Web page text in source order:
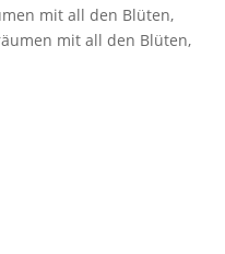
mit all den Blüten,
mit all den Blüten,